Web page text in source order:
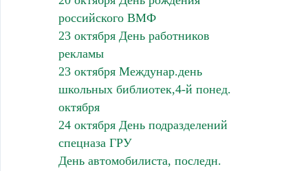
российского ВМФ
23 октября День работников
рекламы
23 октября Междунар.день
школьных библиотек,4-й понед.
октября
24 октября День подразделений
спецназа ГРУ
День автомобилиста, последн.